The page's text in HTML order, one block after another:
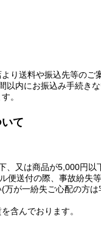
り送料や振込先等のご
以内にお振込み手続き
。
て
、又は商品が5,000円以
便送付の際、事故紛失
万が一紛失ご心配の方
含んでおります。